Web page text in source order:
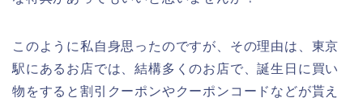
このように私自身思ったのですが、その理由は、東京
駅にあるお店では、結構多くのお店で、誕生日に買い
物をすると割引クーポンやクーポンコードなどが貰え